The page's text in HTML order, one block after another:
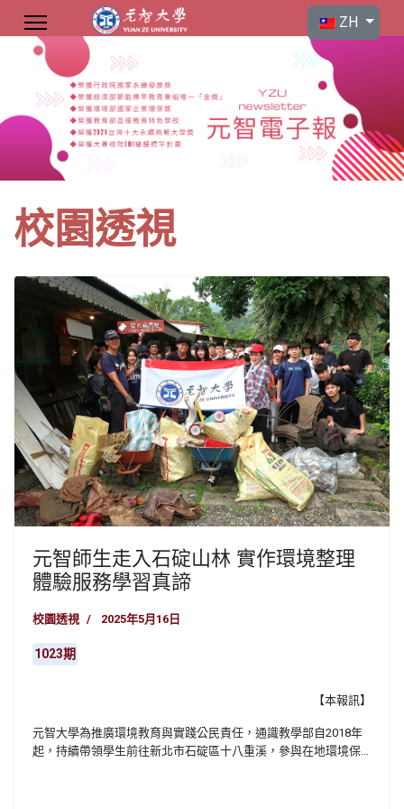
選擇你的語言
ZH
校園透視
元智師生走入石碇山林 實作環境整理
體驗服務學習真諦
校園透視 2025年5月16日
1023期
【本報訊】
元智大學為推廣環境教育與實踐公民責任，通識教學部自2018年
起，持續帶領學生前往新北市石碇區十八重溪，參與在地環境保